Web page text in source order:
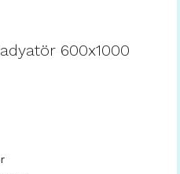
600x1000